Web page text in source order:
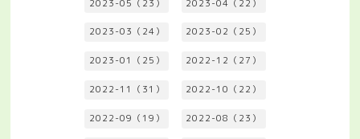
2023-05（23） 2023-04（22）
2023-03（24） 2023-02（25）
2023-01（25） 2022-12（27）
2022-11（31） 2022-10（22）
2022-09（19） 2022-08（23）